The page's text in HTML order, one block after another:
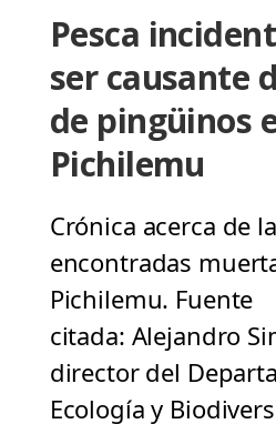
Pesca
ser causante
de pingüinos
Pichilemu
Crónica acerca de
encontradas
Pichilemu. Fuente
citada: Alejandro
director del
Ecología y